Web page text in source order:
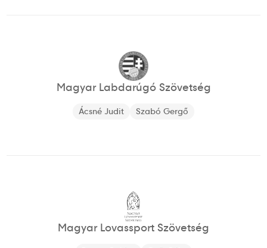
Magyar Labdarúgó Szövetség
Ácsné Judit Szabó Gergő
Magyar Lovassport Szövetség